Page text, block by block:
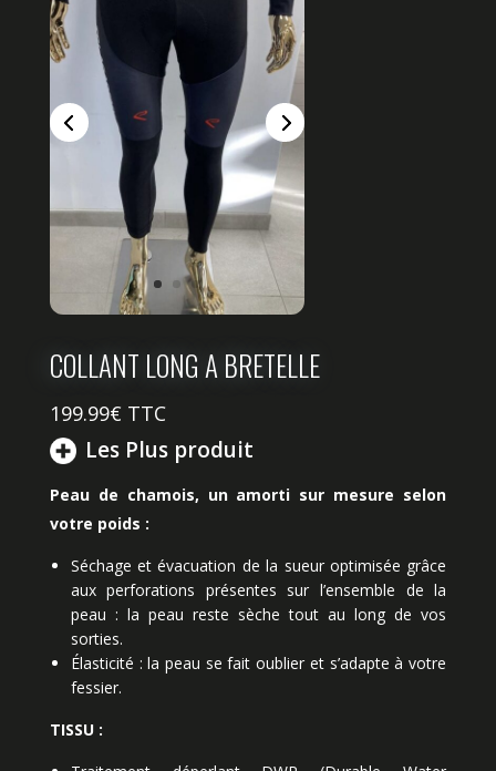
COLLANT LONG A BRETELLE
199.99€ TTC
Les Plus produit
Peau de chamois, un amorti sur mesure selon
votre poids :
Séchage et évacuation de la sueur optimisée grâce
aux perforations présentes sur l’ensemble de la
peau : la peau reste sèche tout au long de vos
sorties.
Élasticité : la peau se fait oublier et s’adapte à votre
fessier.
TISSU :